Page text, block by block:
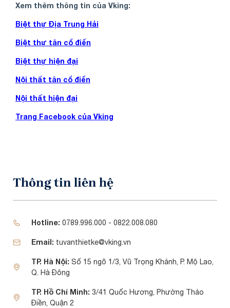
Xem thêm thông tin của Vking:
Biệt thự Địa Trung Hải
Biệt thự tân cổ điển
Biệt thự hiện đại
Nội thất tân cổ điển
Nội thất hiện đại
Trang Facebook của Vking
Thông tin liên hệ
Hotline: 0789.996.000 - 0822.008.080
Email: tuvanthietke@vking.vn
TP. Hà Nội: Số 15 ngõ 1/3, Vũ Trọng Khánh, P. Mộ Lao,
Q. Hà Đông
TP. Hồ Chí Minh: 3/41 Quốc Hương, Phường Thảo
Điền, Quận 2